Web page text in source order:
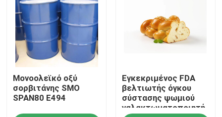
Σπίτι
Προϊόντα
Βίντεο
Μονοολεϊκό οξύ
σορβιτάνης SMO
SPAN80 E494
Εγκεκριμένος FDA
βελτιωτής όγκου
σύστασης ψωμιού
γαλακτωματοποιητή